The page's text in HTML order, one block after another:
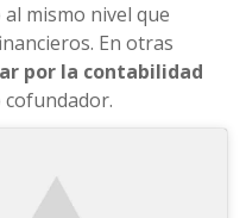
mismo nivel que
En otras
por la contabilidad